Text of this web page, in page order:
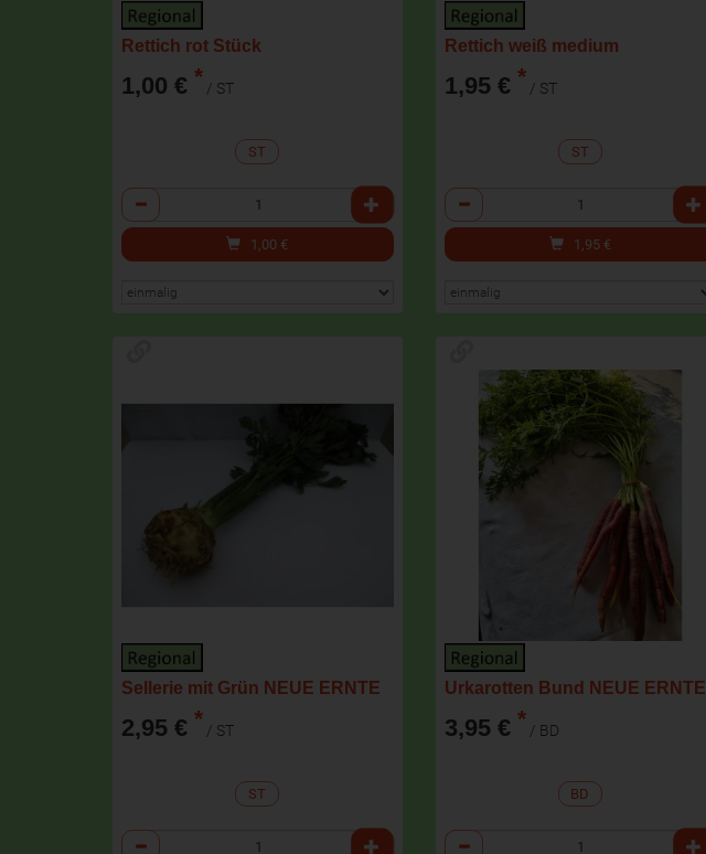
Rettich rot Stück
1,00 € * / ST
ST
Anzahl
1,00 €
Rettich weiß medium
1,95 € * / ST
ST
Anzahl
1,95 €
Sellerie mit Grün NEUE ERNTE
2,95 € * / ST
ST
Anzahl
Urkarotten Bund NEUE ERNTE
3,95 € * / BD
BD
Anzahl